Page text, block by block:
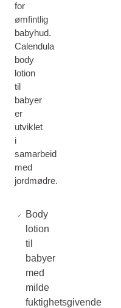
for
ømfintlig
babyhud.
Calendula
body
lotion
til
babyer
er
utviklet
i
samarbeid
med
jordmødre.
Body
lotion
til
babyer
med
milde
fuktighetsgivende